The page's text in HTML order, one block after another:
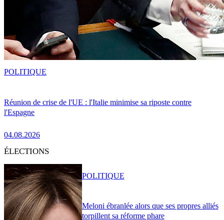
Réunion de crise de l'UE : l'Italie minimise sa riposte contre
l'Espagne
04.08.2026
POLITIQUE
ÉLECTIONS
Meloni ébranlée alors que ses propres alliés
torpillent sa réforme phare
POLITIQUE